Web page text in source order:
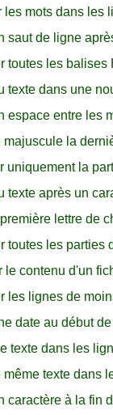
les mots dans les
saut de ligne
toutes les balises
texte dans une
espace entre les
majuscule la
uniquement la
texte après un
lettre de
toutes les parties
le contenu d'un
les lignes de
date au début
texte dans les
texte dans
caractère à la fin